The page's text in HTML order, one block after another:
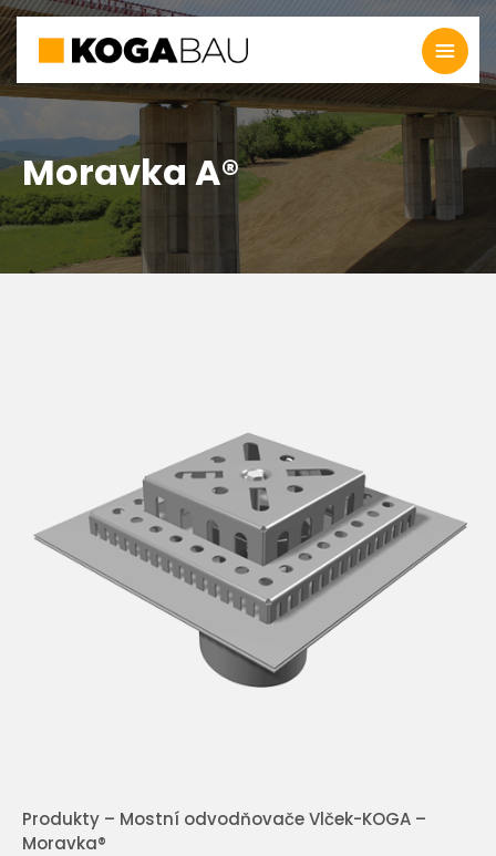
Moravka A®
Produkty – Mostní odvodňovače Vlček-KOGA –
Moravka®